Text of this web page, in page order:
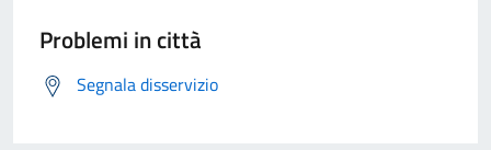
Problemi in città
Segnala disservizio